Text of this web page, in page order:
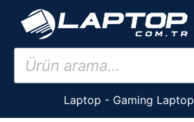
İçeriğe
Products
search
Laptop - Gaming Laptop